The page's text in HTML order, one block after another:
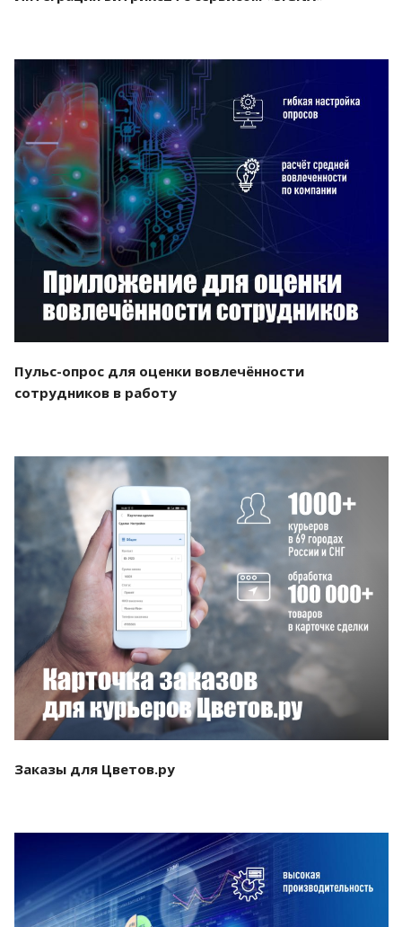
Смотреть проект
Пульс-опрос для оценки вовлечённости
сотрудников в работу
Смотреть проект
Заказы для Цветов.ру